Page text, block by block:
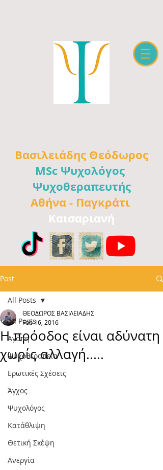
Βασιλειάδης Θεόδωρος
MSc Ψυχολόγος
Ψυχοθεραπευτής
Αθήνα - Παγκράτι
Καισαριανή
Post
All Posts
Αγάπη
Ψυχοθεραπεία
Ερωτικές Σχέσεις
Άγχος
Ψυχολόγος
Κατάθλιψη
Θετική Σκέψη
Ανεργία
All Posts
Η πρόοδος είναι αδύνατη
χωρίς αλλαγή.....
ΘΕΟΔΩΡΟΣ ΒΑΣΙΛΕΙΑΔΗΣ
Feb 16, 2016